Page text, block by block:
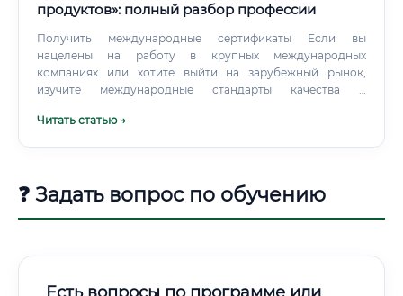
продуктов»: полный разбор профессии
Получить международные сертификаты Если вы
нацелены на работу в крупных международных
компаниях или хотите выйти на зарубежный рынок,
изучите международные стандарты качества и
Points), ISO 22000, GMP (Good Manufacturing Practice).
практической работы у вас появится возможность
перейти на руководящие должности.
Читать статью →
❓ Задать вопрос по обучению